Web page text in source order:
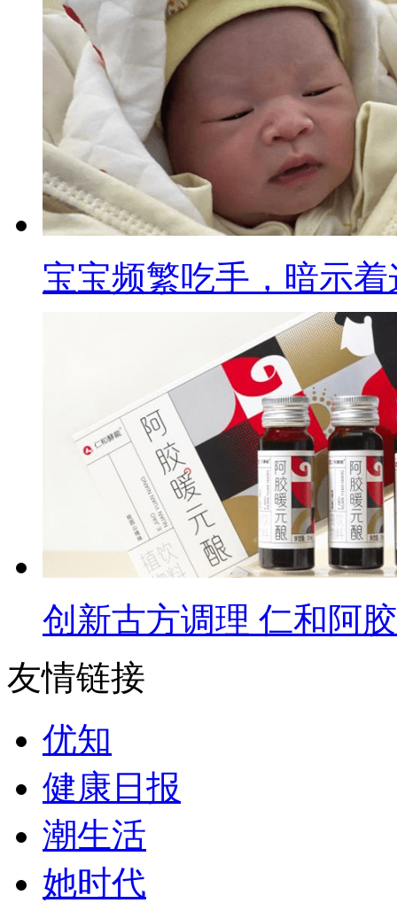
宝宝频繁吃手，暗示
创新古方调理 仁和阿
友情链接
优知
健康日报
潮生活
她时代